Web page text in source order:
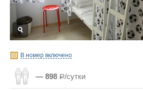
В номер включено
— 898 Р/сутки